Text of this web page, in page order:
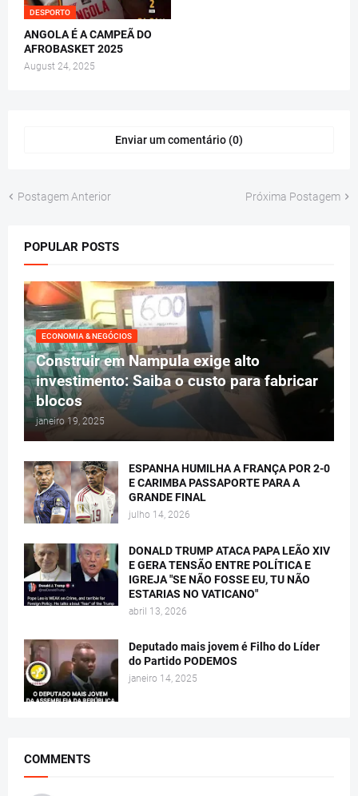
DESPORTO
ANGOLA É A CAMPEÃ DO
AFROBASKET 2025
August 24, 2025
Enviar um comentário (0)
Postagem Anterior Próxima Postagem
POPULAR POSTS
ECONOMIA & NEGÓCIOS
Construir em Nampula exige alto
investimento: Saiba o custo para fabricar
blocos
janeiro 19, 2025
ESPANHA HUMILHA A FRANÇA POR 2-0
E CARIMBA PASSAPORTE PARA A
GRANDE FINAL
julho 14, 2026
DONALD TRUMP ATACA PAPA LEÃO XIV
E GERA TENSÃO ENTRE POLÍTICA E
IGREJA "SE NÃO FOSSE EU, TU NÃO
ESTARIAS NO VATICANO"
abril 13, 2026
Deputado mais jovem é Filho do Líder
do Partido PODEMOS
janeiro 14, 2025
COMMENTS